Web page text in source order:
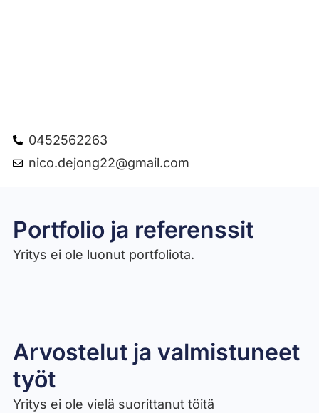
0452562263
nico.dejong22@gmail.com
Portfolio ja referenssit
Yritys ei ole luonut portfoliota.
Arvostelut ja valmistuneet
työt​
Yritys ei ole vielä suorittanut töitä